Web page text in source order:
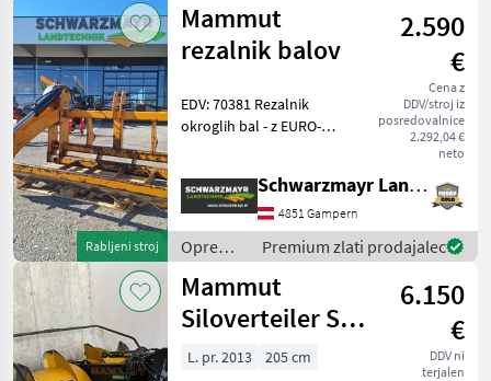
krmljenje
/
Mammut
Rabljeni stroj
Mammut
rezalnik balov
2.590
€
Cena z
DDV/stroj iz
posredovalnice
2.292,04 €
neto
EDV: 70381 Rezalnik
okroglih bal - z EURO-
naprava DW rabljen,
prodaja prek posrednika, z
13 % DDV. D x Š x V
Schwarzmayr Landtechnik GmbH - Gampern
4851 Gampern
Oprema
za
krmljenje
/
Mammut
Premium zlati prodajalec
Mammut
Siloverteiler SF
205 Titan
6.150
€
DDV ni
terjalen
L. pr. 2013
205 cm